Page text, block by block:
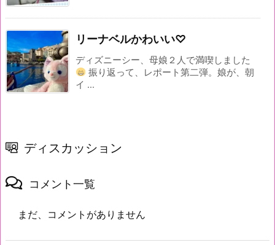
リーナベルかわいい♡
ディズニーシー、母娘２人で満喫しました
振り返って、レポート第二弾。娘が、朝
イ ...
ディスカッション
コメント一覧
まだ、コメントがありません